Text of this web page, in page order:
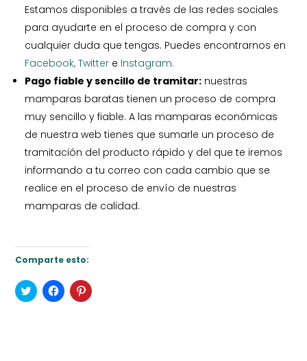
Estamos disponibles a través de las redes sociales
para ayudarte en el proceso de compra y con
cualquier duda que tengas. Puedes encontrarnos en
Facebook, Twitter e Instagram.
Pago fiable y sencillo de tramitar: nuestras
mamparas baratas tienen un proceso de compra
muy sencillo y fiable. A las mamparas económicas
de nuestra web tienes que sumarle un proceso de
tramitación del producto rápido y del que te iremos
informando a tu correo con cada cambio que se
realice en el proceso de envío de nuestras
mamparas de calidad.
Comparte esto:
H
a
H
a
H
a